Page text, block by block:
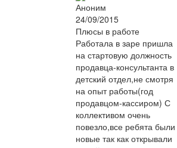
Аноним
24/09/2015
Плюсы в работе
Работала в заре пришла
на стартовую должность
продавца-консультанта в
детский отдел,не смотря
на опыт работы(год
продавцом-кассиром) С
коллективом очень
повезло,все ребята были
новые так как открывали